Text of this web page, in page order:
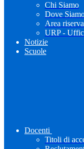
Chi Siamo
Dove
Area
URP -
Notizie
Scuole
Docenti
Titoli di